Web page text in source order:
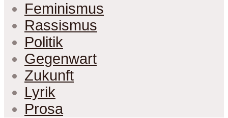
Feminismus
Rassismus
Politik
Gegenwart
Zukunft
Lyrik
Prosa